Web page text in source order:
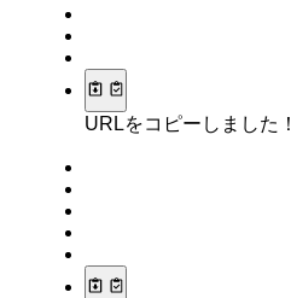
URLをコピーしました！